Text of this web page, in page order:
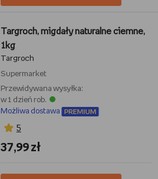
Targroch, migdały naturalne ciemne,
1kg
Targroch
Supermarket
Przewidywana wysyłka:
w 1 dzień rob.
Możliwa dostawa
5
37,99 zł